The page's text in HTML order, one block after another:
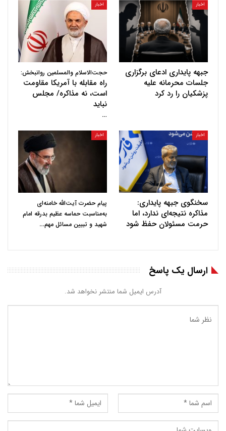
اخبار
جبهه پایداری ادعای برگزاری
جلسات محرمانه علیه
پزشکیان را رد کرد
اخبار
حجت‌الاسلام والمسلمین روانبخش:
راه مقابله با آمریکا مقاومت
است، نه مذاکره/ مجلس
نباید
…
اخبار
سخنگوی جبهه پایداری:
مذاکره نتیجه‌ای ندارد، اما
حرمت مسئولان حفظ شود
اخبار
پیام حضرت آیت‌الله خامنه‌ای
به‌مناسبت حماسه عظیم بدرقه امام
شهید و تبیین مسائل مهم…
ارسال یک پاسخ
آدرس ایمیل شما منتشر نخواهد شد.